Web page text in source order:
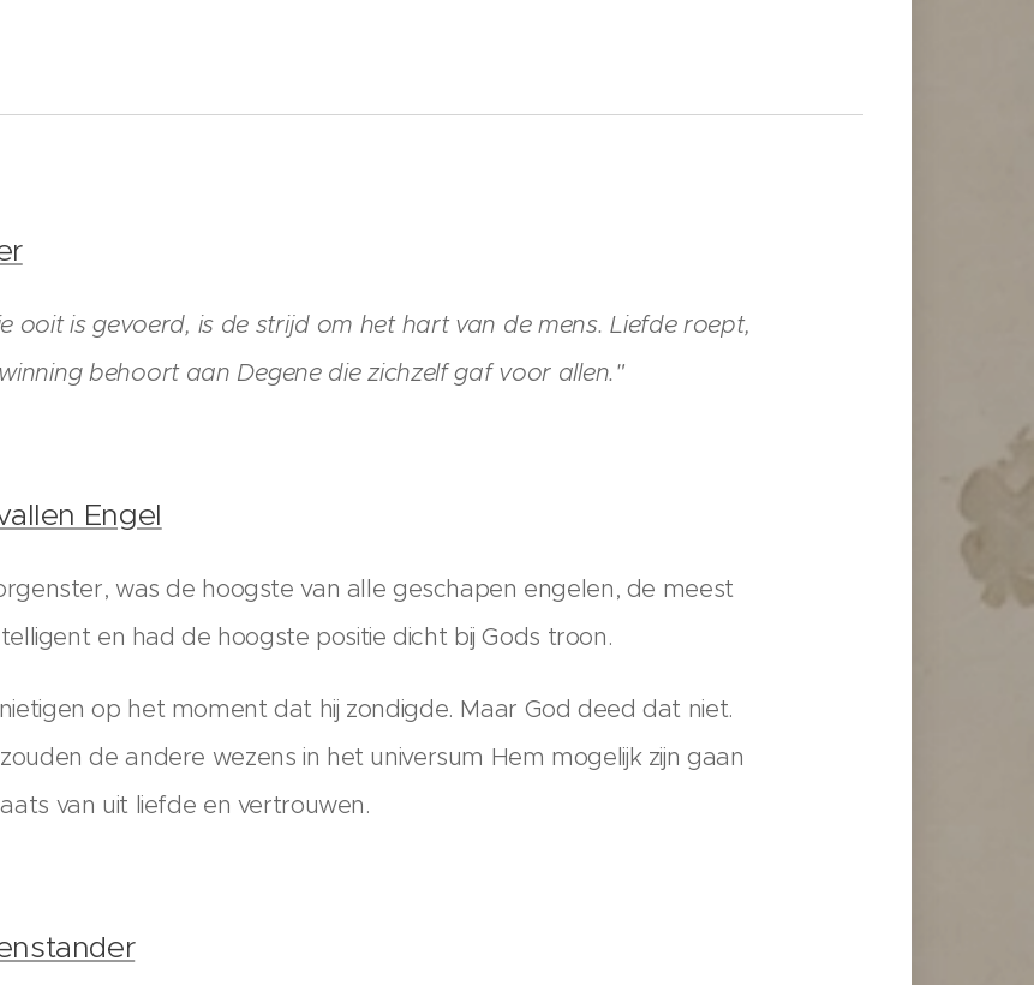
ooit is gevoerd, is de strijd om het hart van de mens. Liefde roept,
behoort aan Degene die zichzelf gaf voor allen."
Engel
was de hoogste van alle geschapen engelen, de meest
en had de hoogste positie dicht bij Gods troon.
op het moment dat hij zondigde. Maar God deed dat niet.
de andere wezens in het universum Hem mogelijk zijn gaan
van uit liefde en vertrouwen.